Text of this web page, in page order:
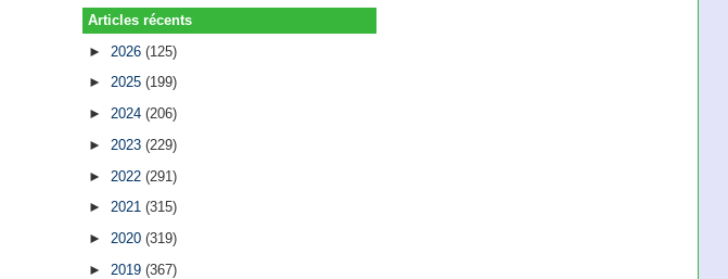
Articles récents
► 2026(125)
►2025(199)
►2024(206)
► 2023(229)
► 2022(291)
►2021(315)
►2020(319)
► 2019(367)